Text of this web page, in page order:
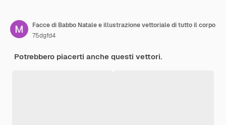
Facce di Babbo Natale e illustrazione vettoriale di tutto il corpo
75dgfd4
Potrebbero piacerti anche questi vettori.